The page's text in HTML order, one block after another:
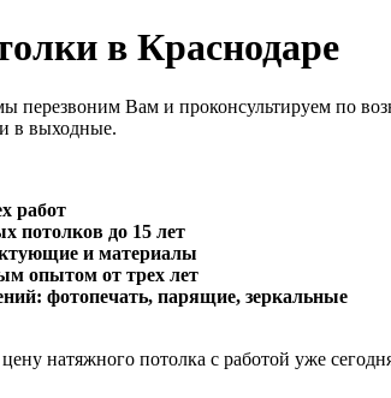
в Краснодаре
перезвоним Вам и проконсультируем по
в выходные.
работ
потолков до 15 лет
и материалы
опытом от трех лет
фотопечать, парящие, зеркальные
цену натяжного потолка с работой уже